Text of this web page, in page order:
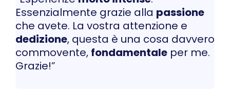
Essenzialmente grazie alla passione
che avete. La vostra attenzione e
dedizione, questa è una cosa davvero
commovente, fondamentale per me.
Grazie!”